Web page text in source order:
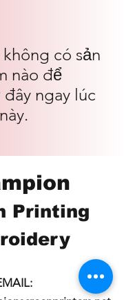
có sản
nào để
ngay lúc
này.
Printing